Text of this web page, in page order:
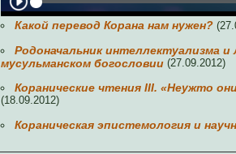
Какой перевод Корана нам нужен?
Родоначальник интеллектуализма и
мусульманском богословии (27.09.2012)
Коранические чтения III. «Неужто
(18.09.2012)
Кораническая эпистемология и